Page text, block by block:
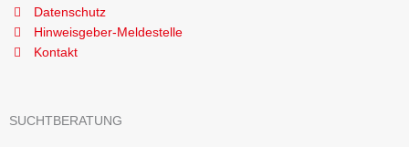
Datenschutz
Hinweisgeber-Meldestelle
Kontakt
SUCHTBERATUNG